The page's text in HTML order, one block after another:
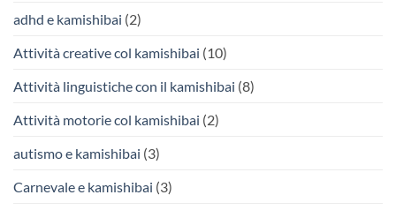
adhd e kamishibai (2)
Attività creative col kamishibai (10)
Attività linguistiche con il kamishibai (8)
Attività motorie col kamishibai (2)
autismo e kamishibai (3)
Carnevale e kamishibai (3)